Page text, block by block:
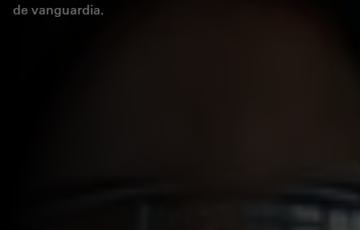
de vanguardia.